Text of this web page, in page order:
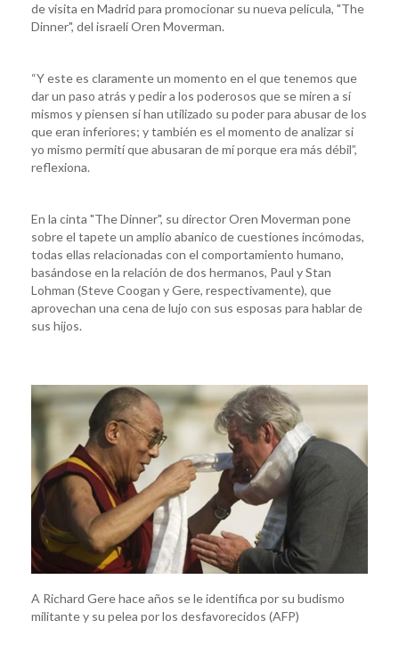
de visita en Madrid para promocionar su nueva película, "The
Dinner", del israelí Oren Moverman.
“Y este es claramente un momento en el que tenemos que
dar un paso atrás y pedir a los poderosos que se miren a sí
mismos y piensen si han utilizado su poder para abusar de los
que eran inferiores; y también es el momento de analizar si
yo mismo permití que abusaran de mí porque era más débil”,
reflexiona.
En la cinta "The Dinner", su director Oren Moverman pone
sobre el tapete un amplio abanico de cuestiones incómodas,
todas ellas relacionadas con el comportamiento humano,
basándose en la relación de dos hermanos, Paul y Stan
Lohman (Steve Coogan y Gere, respectivamente), que
aprovechan una cena de lujo con sus esposas para hablar de
sus hijos.
A Richard Gere hace años se le identifica por su budismo
militante y su pelea por los desfavorecidos (AFP)